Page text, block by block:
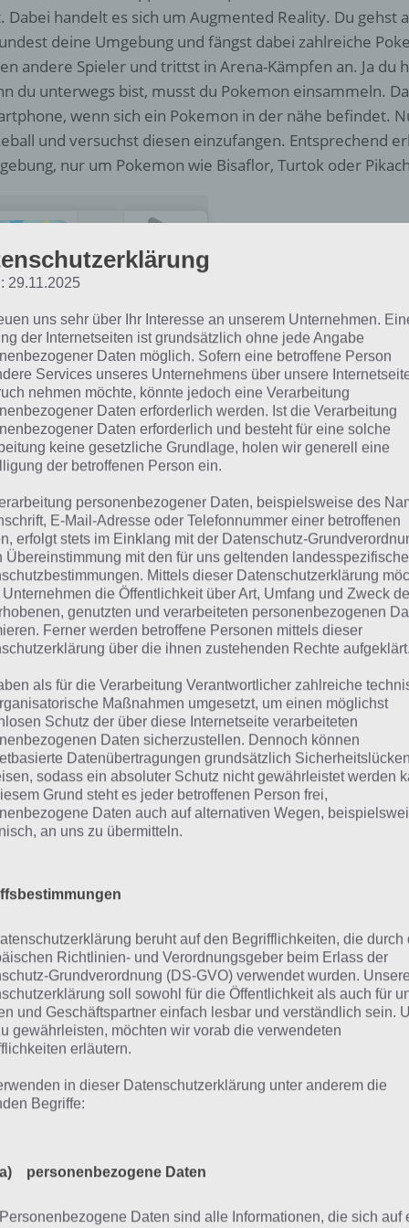
Dabei handelt es sich um Augmented Reality. Du gehst
deine Umgebung und fängst dabei zahlreiche
andere Spieler und trittst in Arena-Kämpfen an. Ja du
du unterwegs bist, musst du Pokemon einsammeln.
wenn sich ein Pokemon in der nähe befindet.
und versuchst diesen einzufangen. Entsprechend
nur um Pokemon wie Bisaflor, Turtok oder
Download
Entwickler:
Scopely Explore, Inc.
zu Pokemon Go
fangen alleine reicht nicht aus: Deine Sammlung wird
in Pokemon GO diese auch ausbrüten, damit diese
indem du Pokemon derselben Art fängst. Das ist
jeder, der schonmal Pokemon gespielt hat, wird
und iOS identifzieren.
auf Fragen zu
haben wir alles, was du zur App Pokémon GO wissen
wertvolle Tipps, Tricks und in Listen kannst du dir alles
GO für Android und iOS anschauen.
Guide für Pokémon GO
das erste mal Pokémon GO oder willst mehr vom
“ weiter,
zum Start beinhaltet.
und Tricks
Problem bei Pokémon GO ist sicherlich der
haben wir zahlreiche Tipps und Tricks zum Thema
für euch aufbereitet. Weitere Tipps befassen sich
auch dem Entwickeln.
Informationen zu
Pokemon Go handelt es sich um eine Abenteuer Spiele
29.11.2025
uns sehr über Ihr Interesse an unserem Unternehmen.
der Internetseiten ist grundsätzlich ohne jede Angabe
Daten möglich. Sofern eine betroffene Person
Services unseres Unternehmens über unsere
nehmen möchte, könnte jedoch eine Verarbeitung
Daten erforderlich werden. Ist die Verarbeitung
Daten erforderlich und besteht für eine solche
keine gesetzliche Grundlage, holen wir generell eine
der betroffenen Person ein.
personenbezogener Daten, beispielsweise des
E-Mail-Adresse oder Telefonnummer einer betroffenen
erfolgt stets im Einklang mit der Datenschutz-
Übereinstimmung mit den für uns geltenden
Mittels dieser Datenschutzerklärung
Unternehmen die Öffentlichkeit über Art, Umfang und Zweck
genutzten und verarbeiteten personenbezogenen
Ferner werden betroffene Personen mittels dieser
über die ihnen zustehenden Rechte aufgeklärt.
als für die Verarbeitung Verantwortlicher zahlreiche
Maßnahmen umgesetzt, um einen möglichst
Schutz der über diese Internetseite verarbeiteten
Daten sicherzustellen. Dennoch können
Datenübertragungen grundsätzlich
sodass ein absoluter Schutz nicht gewährleistet werden
Grund steht es jeder betroffenen Person frei,
Daten auch auf alternativen Wegen,
an uns zu übermitteln.
beruht auf den Begrifflichkeiten, die durch
Richtlinien- und Verordnungsgeber beim Erlass der
Grundverordnung (DS-GVO) verwendet wurden. Unsere
soll sowohl für die Öffentlichkeit als auch für
und Geschäftspartner einfach lesbar und verständlich sein.
gewährleisten, möchten wir vorab die verwendeten
erläutern.
in dieser Datenschutzerklärung unter anderem die
Begriffe:
a) personenbezogene Daten
Personenbezogene Daten sind alle Informationen, die sich auf